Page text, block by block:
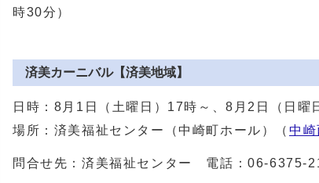
時30分）
済美カーニバル【済美地域】
日時：8月1日（土曜日）17時～、8月2日（日曜
場所：済美福祉センター（中崎町ホール）（ 中
問合せ先：済美福祉センター 電話：06-6375-